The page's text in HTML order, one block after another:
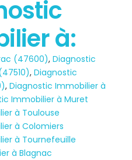
à:
(47600),Diagnostic
,Diagnostic
,Diagnostic Immobilier à
Immobilier à Muret
à Toulouse
à Colomiers
à Tournefeuille
à Blagnac